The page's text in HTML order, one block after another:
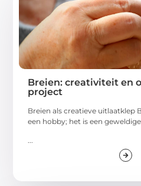
Breien: creativiteit en
project
Breien als creatieve uitlaatklep
een hobby; het is een geweldige
...